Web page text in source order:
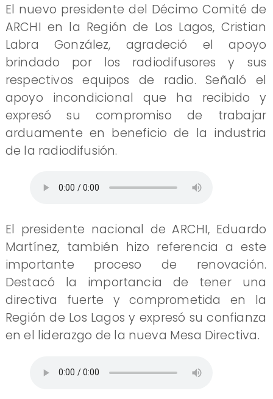
El nuevo presidente del Décimo Comité de
ARCHI en la Región de Los Lagos, Cristian
Labra González, agradeció el apoyo
brindado por los radiodifusores y sus
respectivos equipos de radio. Señaló el
apoyo incondicional que ha recibido y
expresó su compromiso de trabajar
arduamente en beneficio de la industria
de la radiodifusión.
El presidente nacional de ARCHI, Eduardo
Martínez, también hizo referencia a este
importante proceso de renovación.
Destacó la importancia de tener una
directiva fuerte y comprometida en la
Región de Los Lagos y expresó su confianza
en el liderazgo de la nueva Mesa Directiva.